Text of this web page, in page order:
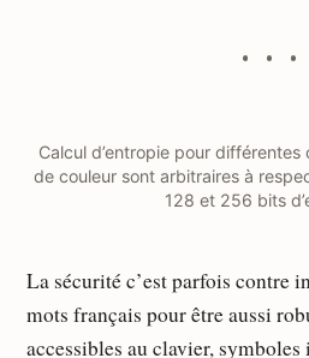
Calcul d’entropie pour différentes
de couleur sont arbitraires à
128 et 256 bits
La sécurité c’est parfois contre
mots français pour être aussi
accessibles au clavier, symboles